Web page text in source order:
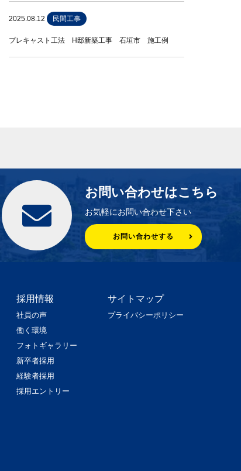
2025.08.12 民間工事
プレキャスト工法 H邸新築工事 石垣市 施工例
お問い合わせはこちら
お気軽にお問い合わせ下さい
お問い合わせする
採用情報
社員の声
働く環境
フォトギャラリー
新卒者採用
経験者採用
採用エントリー
サイトマップ
プライバシーポリシー